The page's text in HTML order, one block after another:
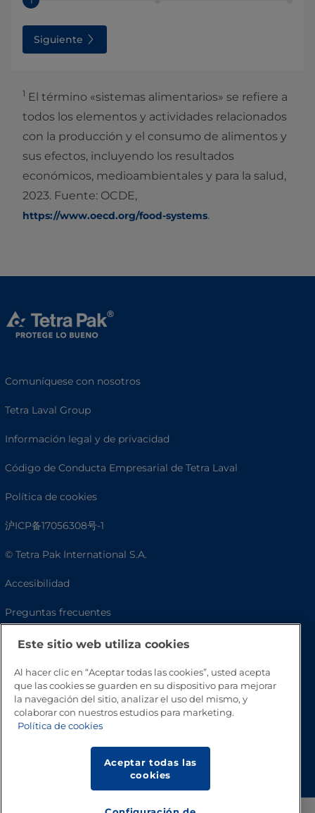
Siguiente
1 El término «sistemas alimentarios» se refiere a
todos los elementos y actividades relacionados
con la producción y el consumo de alimentos y
sus efectos, incluyendo los resultados
económicos, medioambientales y para la salud,
2023. Fuente: OCDE,
https://www.oecd.org/food-systems.
Comuníquese con nosotros
Tetra Laval Group
Información legal y de privacidad
Código de Conducta Empresarial de Tetra Laval
Política de cookies
沪ICP备17056308号-1
© Tetra Pak International S.A.
Accesibilidad
Preguntas frecuentes
Este sitio web utiliza cookies
Al hacer clic en “Aceptar todas las cookies”, usted acepta
que las cookies se guarden en su dispositivo para mejorar
la navegación del sitio, analizar el uso del mismo, y
colaborar con nuestros estudios para marketing.
Política de cookies
Aceptar todas las
cookies